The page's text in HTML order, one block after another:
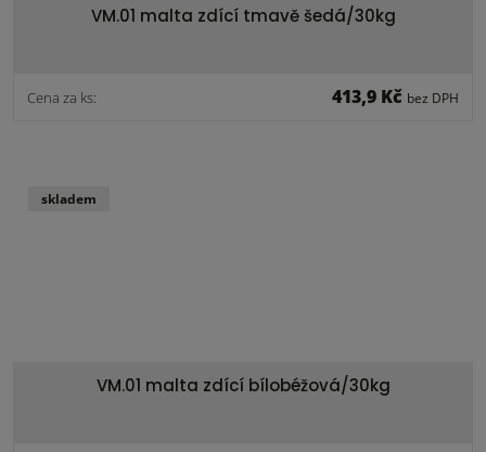
VM.01 malta zdící tmavě šedá/30kg
Cena za ks: 413,9 Kč bez DPH
VM.01 malta zdící bílobéžová/30kg
skladem